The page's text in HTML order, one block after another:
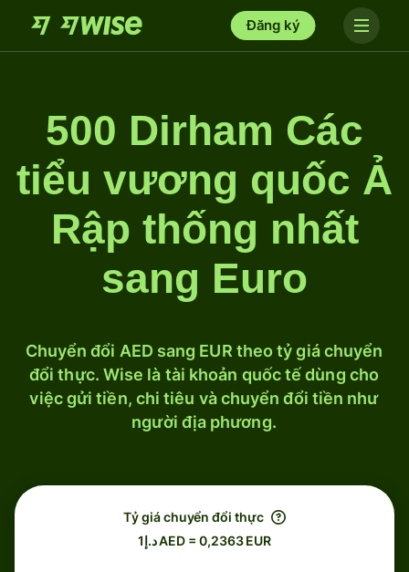
Đăng ký
500 Dirham Các
tiểu vương quốc Ả
Rập thống nhất
sang Euro
Chuyển đổi AED sang EUR theo tỷ giá chuyển
đổi thực. Wise là tài khoản quốc tế dùng cho
việc gửi tiền, chi tiêu và chuyển đổi tiền như
người địa phương.
Tỷ giá chuyển đổi thực
د.إ1 AED = 0,2363 EUR